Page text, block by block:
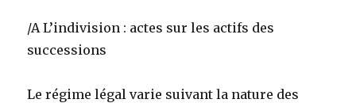
/A L’indivision : actes sur les actifs des
successions
Le régime légal varie suivant la nature des